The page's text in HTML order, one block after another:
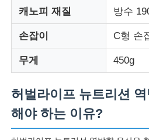
캐노피 재질 방수
손잡이 C형 손
무게 450g
허벌라이프 뉴트리션
해야 하는 이유?